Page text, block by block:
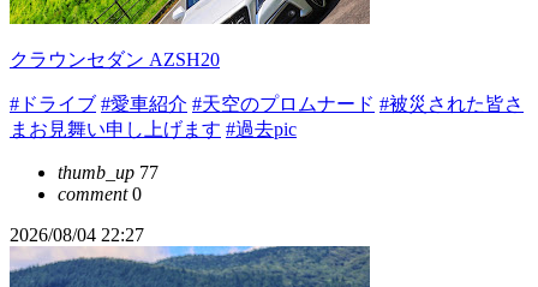
クラウンセダン AZSH20
#ドライブ #愛車紹介 #天空のプロムナード #被災された皆さ
まお見舞い申し上げます #過去pic
thumb_up 77
comment0
2026/08/04 22:27